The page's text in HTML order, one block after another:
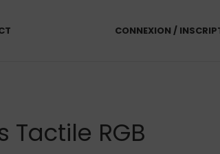
CONNEXION /
Tactile RGB